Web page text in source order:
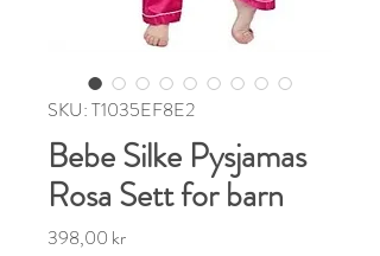
SKU: T1035EF8E2
Bebe Silke Pysjamas
Rosa Sett for barn
398,00 krPris